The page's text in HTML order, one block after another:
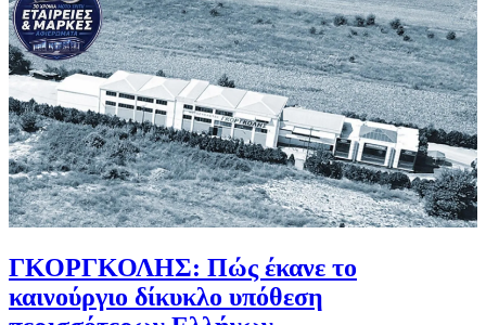
ΓΚΟΡΓΚΟΛΗΣ: Πώς έκανε το
καινούργιο δίκυκλο υπόθεση